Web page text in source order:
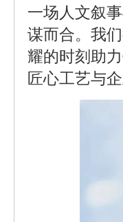
一场人文叙
谋而合。我
耀的时刻助
匠心工艺与